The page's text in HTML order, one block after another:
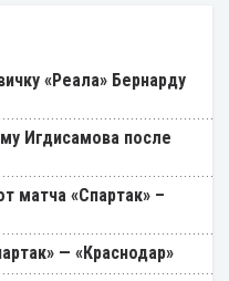
«Реала» Бернарду
Игдисамова после
матча «Спартак» –
— «Краснодар»